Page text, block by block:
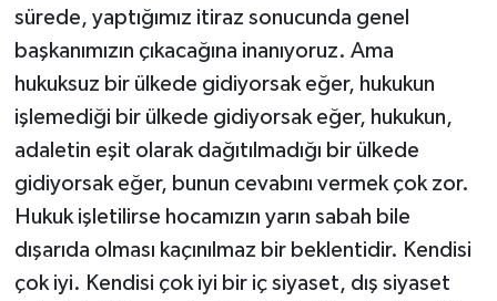
sürede, yaptığımız itiraz sonucunda genel
başkanımızın çıkacağına inanıyoruz. Ama
hukuksuz bir ülkede gidiyorsak eğer, hukukun
işlemediği bir ülkede gidiyorsak eğer, hukukun,
adaletin eşit olarak dağıtılmadığı bir ülkede
gidiyorsak eğer, bunun cevabını vermek çok zor.
Hukuk işletilirse hocamızın yarın sabah bile
dışarıda olması kaçınılmaz bir beklentidir. Kendisi
çok iyi. Kendisi çok iyi bir iç siyaset, dış siyaset